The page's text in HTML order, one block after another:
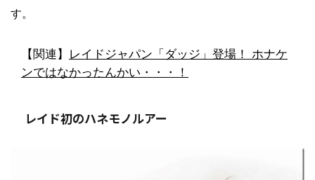
す。
【関連】 レイドジャパン「ダッジ」登場！ ホナケ
ンではなかったんかい・・・！
レイド初のハネモノルアー